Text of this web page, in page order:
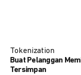
Tokenization
Buat Pelanggan
Tersimpan